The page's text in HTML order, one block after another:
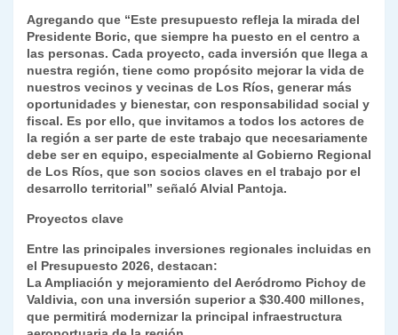
Agregando que “Este presupuesto refleja la mirada del
Presidente Boric, que siempre ha puesto en el centro a
las personas. Cada proyecto, cada inversión que llega a
nuestra región, tiene como propósito mejorar la vida de
nuestros vecinos y vecinas de Los Ríos, generar más
oportunidades y bienestar, con responsabilidad social y
fiscal. Es por ello, que invitamos a todos los actores de
la región a ser parte de este trabajo que necesariamente
debe ser en equipo, especialmente al Gobierno Regional
de Los Ríos, que son socios claves en el trabajo por el
desarrollo territorial” señaló Alvial Pantoja.
Proyectos clave
Entre las principales inversiones regionales incluidas en
el Presupuesto 2026, destacan:
La Ampliación y mejoramiento del Aeródromo Pichoy de
Valdivia, con una inversión superior a $30.400 millones,
que permitirá modernizar la principal infraestructura